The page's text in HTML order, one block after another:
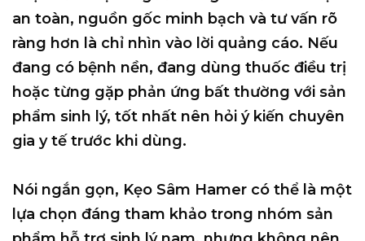
an toàn, nguồn gốc minh bạch và tư vấn rõ
ràng hơn là chỉ nhìn vào lời quảng cáo. Nếu
đang có bệnh nền, đang dùng thuốc điều trị
hoặc từng gặp phản ứng bất thường với sản
phẩm sinh lý, tốt nhất nên hỏi ý kiến chuyên
gia y tế trước khi dùng.
Nói ngắn gọn, Kẹo Sâm Hamer có thể là một
lựa chọn đáng tham khảo trong nhóm sản